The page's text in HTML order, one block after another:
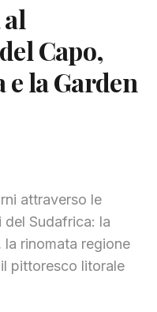
Capo,
e la Garden
attraverso le
Sudafrica: la
rinomata regione
pittoresco litorale